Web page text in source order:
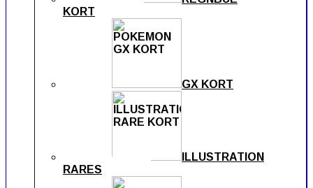
KORT
GX KORT
ILLUSTRATION
RARES